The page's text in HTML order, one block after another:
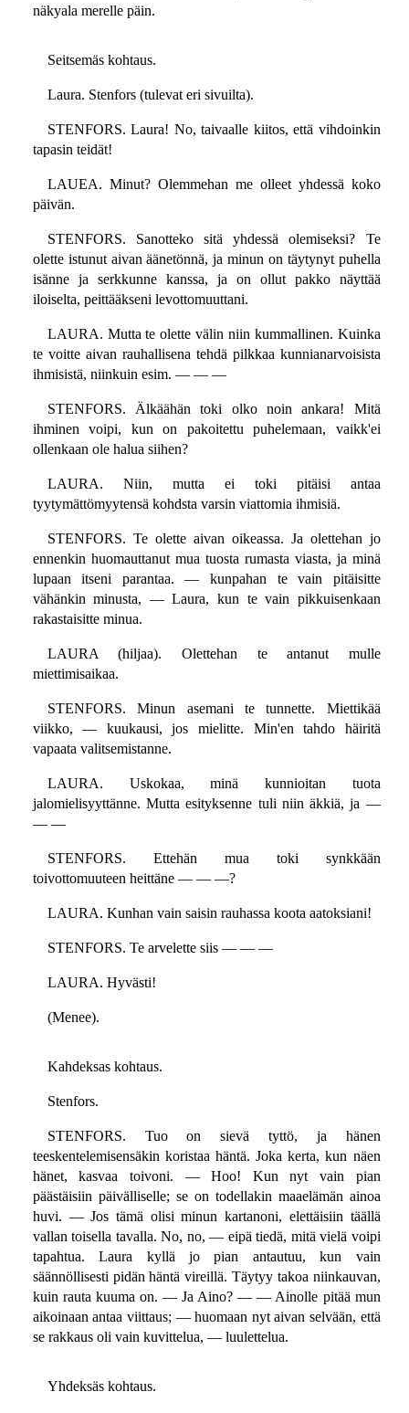
näkyala merelle päin.
Seitsemäs kohtaus.
Laura. Stenfors (tulevat eri sivuilta).
STENFORS. Laura! No, taivaalle kiitos, että vihdoinkin
tapasin teidät!
LAUEA. Minut? Olemmehan me olleet yhdessä koko
päivän.
STENFORS. Sanotteko sitä yhdessä olemiseksi? Te
olette istunut aivan äänetönnä, ja minun on täytynyt puhella
isänne ja serkkunne kanssa, ja on ollut pakko näyttää
iloiselta, peittääkseni levottomuuttani.
LAURA. Mutta te olette välin niin kummallinen. Kuinka
te voitte aivan rauhallisena tehdä pilkkaa kunnianarvoisista
ihmisistä, niinkuin esim. — — —
STENFORS. Älkäähän toki olko noin ankara! Mitä
ihminen voipi, kun on pakoitettu puhelemaan, vaikk'ei
ollenkaan ole halua siihen?
LAURA. Niin, mutta ei toki pitäisi antaa
tyytymättömyytensä kohdsta varsin viattomia ihmisiä.
STENFORS. Te olette aivan oikeassa. Ja olettehan jo
ennenkin huomauttanut mua tuosta rumasta viasta, ja minä
lupaan itseni parantaa. — kunpahan te vain pitäisitte
vähänkin minusta, — Laura, kun te vain pikkuisenkaan
rakastaisitte minua.
LAURA (hiljaa). Olettehan te antanut mulle
miettimisaikaa.
STENFORS. Minun asemani te tunnette. Miettikää
viikko, — kuukausi, jos mielitte. Min'en tahdo häiritä
vapaata valitsemistanne.
LAURA. Uskokaa, minä kunnioitan tuota
jalomielisyyttänne. Mutta esityksenne tuli niin äkkiä, ja —
— —
STENFORS. Ettehän mua toki synkkään
toivottomuuteen heittäne — — —?
LAURA. Kunhan vain saisin rauhassa koota aatoksiani!
STENFORS. Te arvelette siis — — —
LAURA. Hyvästi!
(Menee).
Kahdeksas kohtaus.
Stenfors.
STENFORS. Tuo on sievä tyttö, ja hänen
teeskentelemisensäkin koristaa häntä. Joka kerta, kun näen
hänet, kasvaa toivoni. — Hoo! Kun nyt vain pian
päästäisiin päivälliselle; se on todellakin maaelämän ainoa
huvi. — Jos tämä olisi minun kartanoni, elettäisiin täällä
vallan toisella tavalla. No, no, — eipä tiedä, mitä vielä voipi
tapahtua. Laura kyllä jo pian antautuu, kun vain
säännöllisesti pidän häntä vireillä. Täytyy takoa niinkauvan,
kuin rauta kuuma on. — Ja Aino? — — Ainolle pitää mun
aikoinaan antaa viittaus; — huomaan nyt aivan selvään, että
se rakkaus oli vain kuvittelua, — luulettelua.
Yhdeksäs kohtaus.